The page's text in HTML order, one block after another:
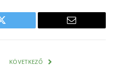
Twitter
E-
KÖVETKEZŐ